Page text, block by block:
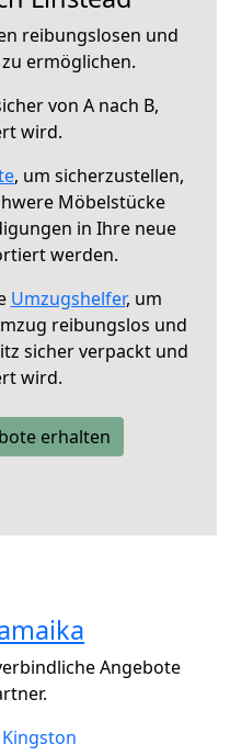
reibungslosen und
ermöglichen.
von A nach B,
wird.
, um sicherzustellen,
Möbelstücke
in Ihre neue
werden.
Umzugshelfer, um
reibungslos und
sicher verpackt und
wird.
erhalten
Angebote